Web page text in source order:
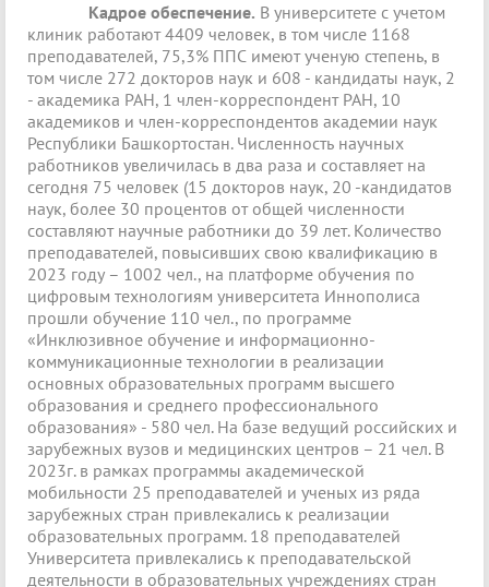
Кадрое обеспечение. В университете с учетом
клиник работают 4409 человек, в том числе 1168
преподавателей, 75,3% ППС имеют ученую степень, в
том числе 272 докторов наук и 608 - кандидаты наук, 2
- академика РАН, 1 член-корреспондент РАН, 10
академиков и член-корреспондентов академии наук
Республики Башкортостан. Численность научных
работников увеличилась в два раза и составляет на
сегодня 75 человек (15 докторов наук, 20 -кандидатов
наук, более 30 процентов от общей численности
составляют научные работники до 39 лет. Количество
преподавателей, повысивших свою квалификацию в
2023 году – 1002 чел., на платформе обучения по
цифровым технологиям университета Иннополиса
прошли обучение 110 чел., по программе
«Инклюзивное обучение и информационно-
коммуникационные технологии в реализации
основных образовательных программ высшего
образования и среднего профессионального
образования» - 580 чел. На базе ведущий российских и
зарубежных вузов и медицинских центров – 21 чел. В
2023г. в рамках программы академической
мобильности 25 преподавателей и ученых из ряда
зарубежных стран привлекались к реализации
образовательных программ. 18 преподавателей
Университета привлекались к преподавательской
деятельности в образовательных учреждениях стран